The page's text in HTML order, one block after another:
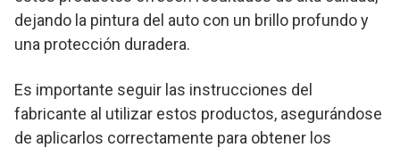
dejando la pintura del auto con un brillo profundo y
una protección duradera.
Es importante seguir las instrucciones del
fabricante al utilizar estos productos, asegurándose
de aplicarlos correctamente para obtener los